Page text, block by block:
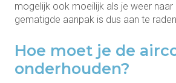
mogelijk ook moeilijk als je weer naar
gematigde aanpak is dus aan te
Hoe moet je de
onderhouden?